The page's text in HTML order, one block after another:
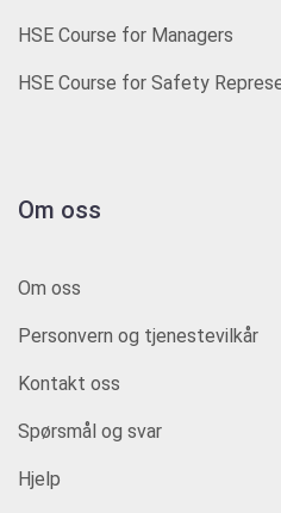
HSE Course for Managers
HSE Course for Safety
Om oss
Om oss
Personvern og tjenestevilkår
Kontakt oss
Spørsmål og svar
Hjelp